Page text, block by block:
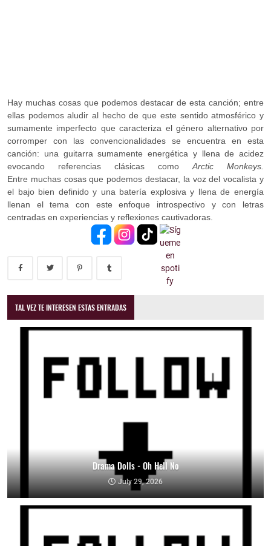
Hay muchas cosas que podemos destacar de esta canción; entre
ellas podemos aludir al hecho de que este sentido atmosférico y
sumamente imperfecto que caracteriza el género alternativo por
corromper con las convencionalidades se encuentra en esta
canción: una guitarra sumamente energética y llena de acidez
evocando referencias clásicas comoArctic Monkeys.
Entre muchas cosas que podemos destacar, la voz del vocalista y
el bajo bien definido y una batería explosiva y llena de energía
llenan el tema con este enfoque introspectivo y con letras
centradas en experiencias y reflexiones cautivadoras.
TAL VEZ TE INTERESEN ESTAS ENTRADAS
Drama Dolls - Oh Hell No
July 29, 2026